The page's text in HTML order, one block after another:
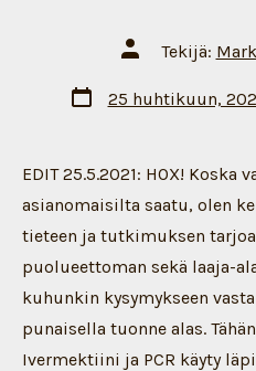
Artikkelin
tekijä
Tekijä:
Artikkelin
päivämäärä
25 huhtikuun,
EDIT 25.5.2021: HOX! Koska
asianomaisilta saatu, olen
tieteen ja tutkimuksen
puolueettoman sekä laaja-
kuhunkin kysymykseen
punaisella tuonne alas.
Ivermektiini ja PCR käyty